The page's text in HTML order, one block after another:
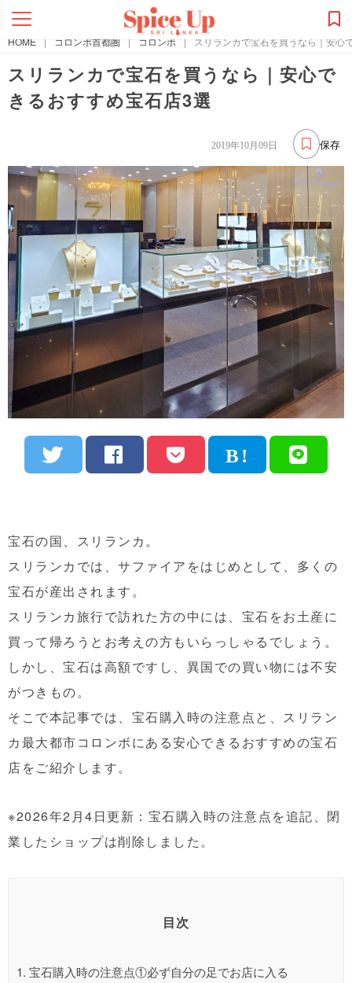
HOME | コロンボ首都圏 | コロンボ | スリランカで宝石を買うなら｜安心
スリランカで宝石を買うなら｜安心で
きるおすすめ宝石店3選
保存
2019年10月09日
宝石の国、スリランカ。
スリランカでは、サファイアをはじめとして、多くの
宝石が産出されます。
スリランカ旅行で訪れた方の中には、宝石をお土産に
買って帰ろうとお考えの方もいらっしゃるでしょう。
しかし、宝石は高額ですし、異国での買い物には不安
がつきもの。
そこで本記事では、宝石購入時の注意点と、スリラン
カ最大都市コロンボにある安心できるおすすめの宝石
店をご紹介します。
※2026年2月4日更新：宝石購入時の注意点を追記、閉
業したショップは削除しました。
目次
1. 宝石購入時の注意点①必ず自分の足でお店に入る